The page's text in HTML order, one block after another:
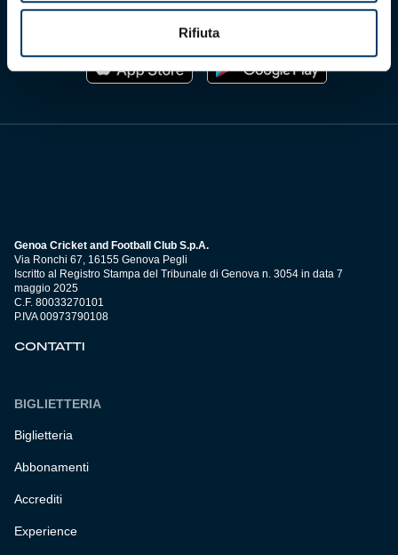
Rifiuta
Scarica l'app ufficiale
Genoa Cricket and Football Club S.p.A.
Via Ronchi 67, 16155 Genova Pegli
Iscritto al Registro Stampa del Tribunale di Genova n. 3054 in data 7
maggio 2025
C.F. 80033270101
P.IVA 00973790108
CONTATTI
BIGLIETTERIA
Biglietteria
Abbonamenti
Accrediti
Experience